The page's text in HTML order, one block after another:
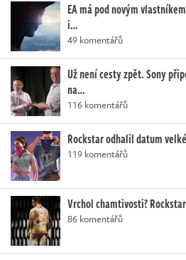
EA má pod novým
i…
49 komentářů
Už není cesty zpět. Sony
na…
116 komentářů
Rockstar odhalil datum
119 komentářů
Vrchol chamtivosti?
86 komentářů